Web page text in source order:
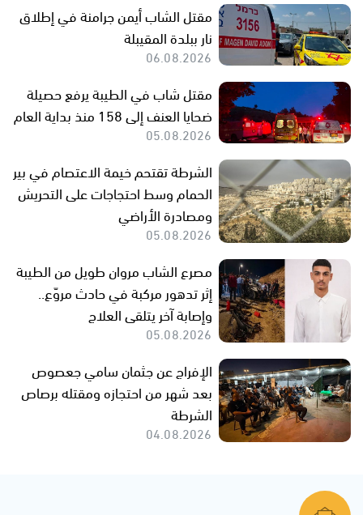
مقتل الشاب أيمن جرامنة في إطلاق
نار ببلدة المقيبلة
06.08.2026
مقتل شاب في الطيبة يرفع حصيلة
ضحايا العنف إلى 158 منذ بداية العام
05.08.2026
الشرطة تقتحم خيمة الاعتصام في بير
الحمام وسط احتجاجات على التحريش
ومصادرة الأراضي
05.08.2026
مصرع الشاب مروان طويل من الطيبة
إثر تدهور مركبة في حادث مروّع..
وإصابة آخر يتلقى العلاج
05.08.2026
الإفراج عن جثمان سامي جعصوص
بعد شهر من احتجازه ومقتله برصاص
الشرطة
04.08.2026